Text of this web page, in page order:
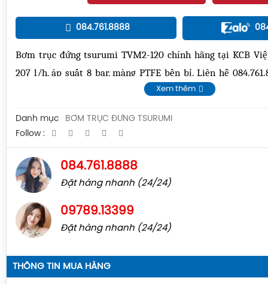
084.761.8888
Bơm trục đứng tsurumi TVM2-120 chính hãng tại KCB
207 l/h, áp suất 8 bar, màng PTFE bền bỉ. Liên hệ
Xem thêm
Danh mục
BƠM TRỤC ĐỨNG TSURUMI
Follow :
084.761.8888
Đặt hàng nhanh (24/24)
09789.13399
Đặt hàng nhanh (24/24)
THÔNG TIN MUA HÀNG